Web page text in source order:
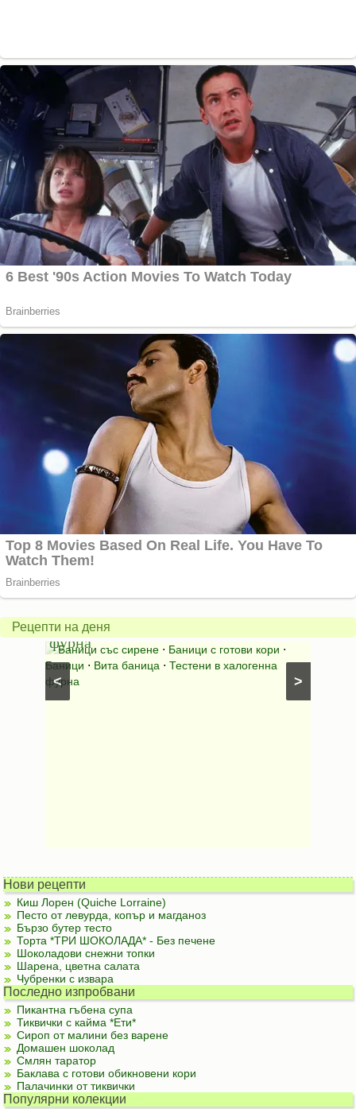
Рецепти на деня
>
<
Вита
баница
в
халогенна
фурна
Баници със сирене ⋅ Баници с готови кори ⋅
Баници ⋅ Вита баница ⋅ Тестени в халогенна
фурна
за
Нови рецепти
Киш Лорен (Quiche Lorraine)
Песто от левурда, копър и магданоз
Бързо бутер тесто
Торта *ТРИ ШОКОЛАДА* - Без печене
Шоколадови снежни топки
Шарена, цветна салата
Чубренки с извара
Последно изпробвани
Пикантна гъбена супа
Тиквички с кайма *Ети*
Сироп от малини без варене
Домашен шоколад
Смлян таратор
Баклава с готови обикновени кори
Палачинки от тиквички
Популярни колекции